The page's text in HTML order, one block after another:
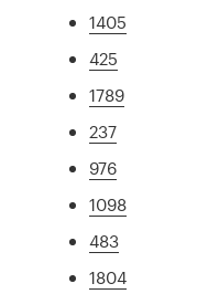
1405
425
1789
237
976
1098
483
1804